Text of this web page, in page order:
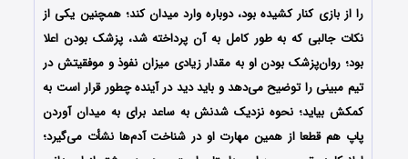
را از بازی کنار کشیده بود، دوباره وارد میدان کند؛ همچنین یکی از
نکات جالبی که به طور کامل به آن پرداخته شد، پزشک بودن اعلا
بود؛ روان‌پزشک بودن او به مقدار زیادی میزان نفوذ و موفقیتش در
تیم مبینی را توضیح می‌دهد و باید دید در آینده چطور قرار است به
کمکش بیاید؛ نحوه نزدیک شدنش به ساعد برای به میدان آوردن
پاپ هم قطعا از همین مهارت او در شناخت آدم‌ها نشأت می‌گیرد؛